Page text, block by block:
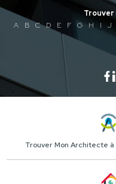
Trouver
A
B C D E F G H I J
Trouver Mon Architecte à